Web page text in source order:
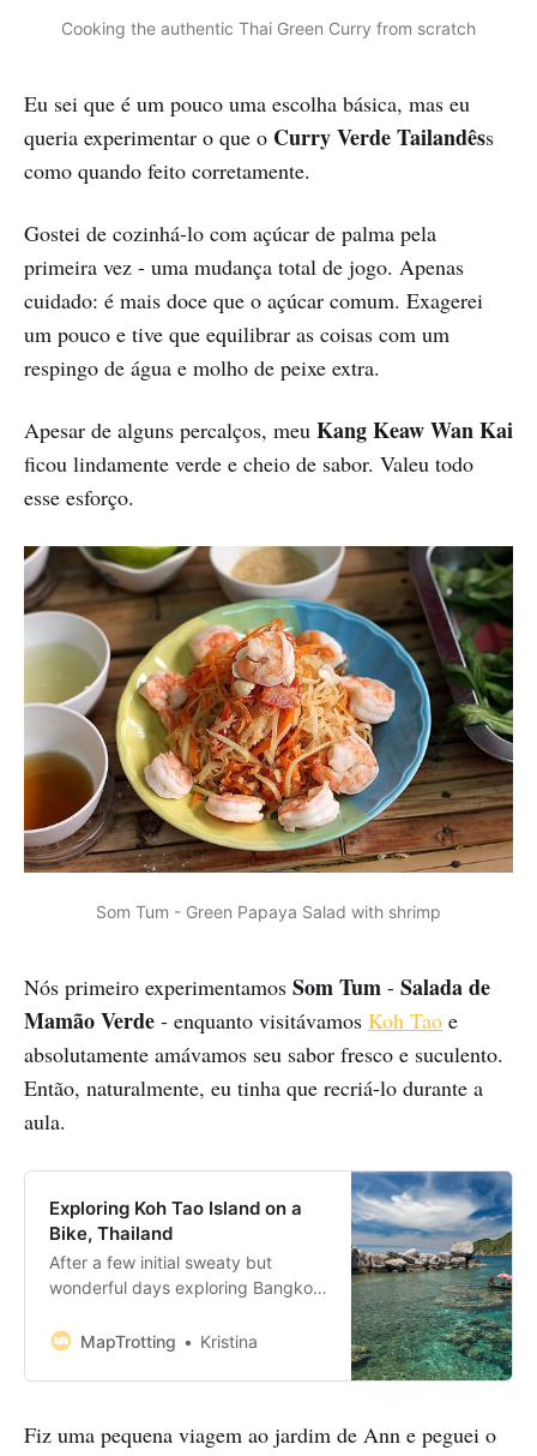
Cooking the authentic Thai Green Curry from scratch
Eu sei que é um pouco uma escolha básica, mas eu
queria experimentar o que o Curry Verde Tailandêss
como quando feito corretamente.
Gostei de cozinhá-lo com açúcar de palma pela
primeira vez - uma mudança total de jogo. Apenas
cuidado: é mais doce que o açúcar comum. Exagerei
um pouco e tive que equilibrar as coisas com um
respingo de água e molho de peixe extra.
Apesar de alguns percalços, meu Kang Keaw Wan Kai
ficou lindamente verde e cheio de sabor. Valeu todo
esse esforço.
Som Tum - Green Papaya Salad with shrimp
Nós primeiro experimentamos Som Tum - Salada de
Mamão Verde - enquanto visitávamos Koh Tao e
absolutamente amávamos seu sabor fresco e suculento.
Então, naturalmente, eu tinha que recriá-lo durante a
aula.
Exploring Koh Tao Island on a
Bike, Thailand
After a few initial sweaty but
wonderful days exploring Bangkok,
head to the coast for some relaxing
our true SE Asia odyssey than on
see every time you Google
MapTrotting Kristina
Fiz uma pequena viagem ao jardim de Ann e peguei o